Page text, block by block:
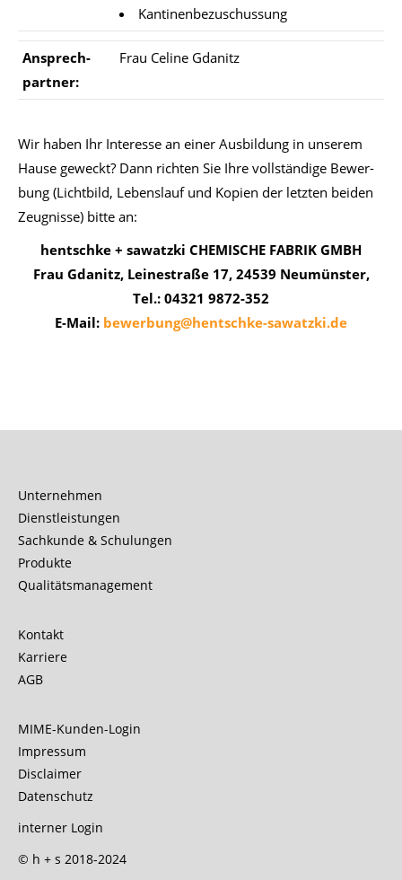
Kantinenbezuschussung
An­sprech­
part­ner:
Frau Celine Gdanitz
Wir ha­ben Ihr In­ter­es­se an ei­ner Aus­bil­dung in un­se­rem
Hau­se ge­weckt? Dann rich­ten Sie Ihre voll­stän­di­ge Be­wer­
bung (Licht­bild, Le­bens­lauf und Ko­pi­en der letz­ten bei­den
Zeug­nis­se) bit­te an:
hentschke + sawatzki CHEMISCHE FABRIK GMBH
Frau Gdanitz, Leinestraße 17, 24539 Neumünster,
Tel.: 04321 9872-352
E-Mail: bewerbung@hentschke-sawatzki.de
Unternehmen
Dienstleistungen
Sachkunde & Schulungen
Produkte
Qualitätsmanagement
Kontakt
Karriere
AGB
MIME-Kunden-Login
Impressum
Disclaimer
Datenschutz
interner Login
© h + s 2018-2024